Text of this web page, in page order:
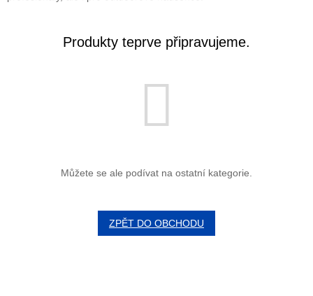
Produkty teprve připravujeme.
Můžete se ale podívat na ostatní kategorie.
ZPĚT DO OBCHODU